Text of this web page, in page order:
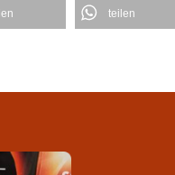
teilen